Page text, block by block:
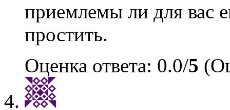
приемлемы ли для вас
простить.
Оценка ответа: 0.0/5